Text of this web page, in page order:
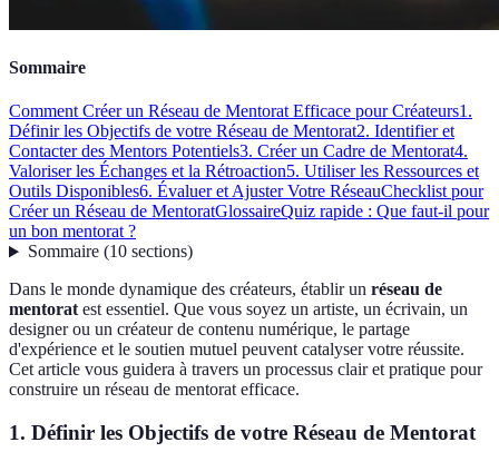
Sommaire
Comment Créer un Réseau de Mentorat Efficace pour Créateurs1.
Définir les Objectifs de votre Réseau de Mentorat2. Identifier et
Contacter des Mentors Potentiels3. Créer un Cadre de Mentorat4.
Valoriser les Échanges et la Rétroaction5. Utiliser les Ressources et
Outils Disponibles6. Évaluer et Ajuster Votre RéseauChecklist pour
Créer un Réseau de MentoratGlossaireQuiz rapide : Que faut-il pour
un bon mentorat ?
Sommaire(10 sections)
Dans le monde dynamique des créateurs, établir un réseau de
mentoratest essentiel. Que vous soyez un artiste, un écrivain, un
designer ou un créateur de contenu numérique, le partage
d'expérience et le soutien mutuel peuvent catalyser votre réussite.
Cet article vous guidera à travers un processus clair et pratique pour
construire un réseau de mentorat efficace.
1. Définir les Objectifs de votre Réseau de Mentorat